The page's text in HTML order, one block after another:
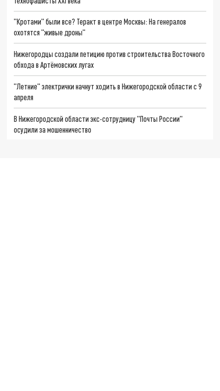
"Кротами" были все? Теракт в центре Москвы: На генералов
охотятся "живые дроны"
Нижегородцы создали петицию против строительства Восточного
обхода в Артёмовских лугах
"Летние" электрички начнут ходить в Нижегородской области с 9
апреля
В Нижегородской области экс-сотрудницу "Почты России"
осудили за мошенничество